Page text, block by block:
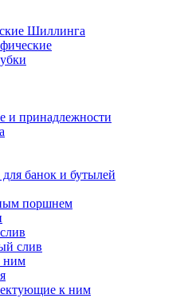
Шиллинга
и принадлежности
банок и бутылей
поршнем
слив
ним
к ним